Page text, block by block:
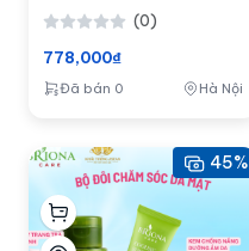
(0)
778,000₫
Đã bán 0 Hà Nội
45%